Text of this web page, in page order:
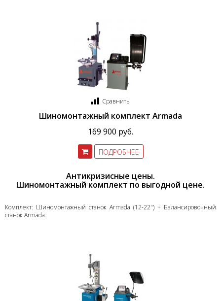
Сравнить
Шиномонтажный комплект Armada
169 900 руб.
ПОДРОБНЕЕ
Антикризисные цены.
Шиномонтажный комплект по выгодной цене.
Комплект: Шиномонтажный станок Armada (12-22") + Балансировочный
станок Armada.